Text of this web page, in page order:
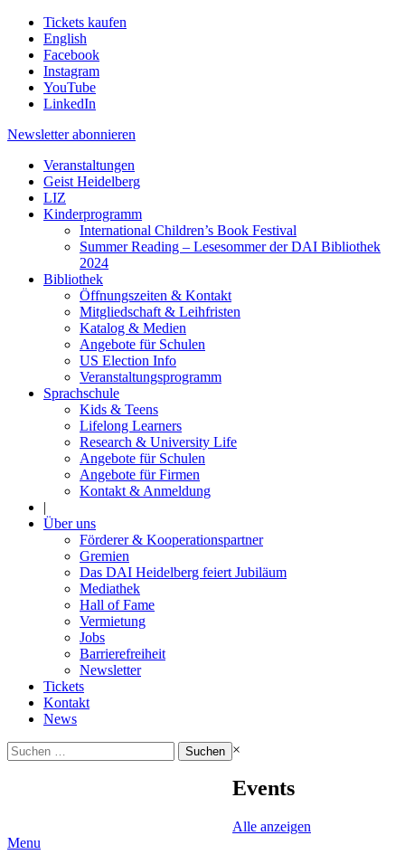
Tickets kaufen
English
Facebook
Instagram
YouTube
LinkedIn
Newsletter abonnieren
Veranstaltungen
Geist Heidelberg
LIZ
Kinderprogramm
International Children’s Book Festival
Summer Reading – Lesesommer der DAI Bibliothek
2024
Bibliothek
Öffnungszeiten & Kontakt
Mitgliedschaft & Leihfristen
Katalog & Medien
Angebote für Schulen
US Election Info
Veranstaltungsprogramm
Sprachschule
Kids & Teens
Lifelong Learners
Research & University Life
Angebote für Schulen
Angebote für Firmen
Kontakt & Anmeldung
|
Über uns
Förderer & Kooperationspartner
Gremien
Das DAI Heidelberg feiert Jubiläum
Mediathek
Hall of Fame
Vermietung
Jobs
Barrierefreiheit
Newsletter
Tickets
Kontakt
News
Suchen
nach:
×
Events
Alle anzeigen
Menu